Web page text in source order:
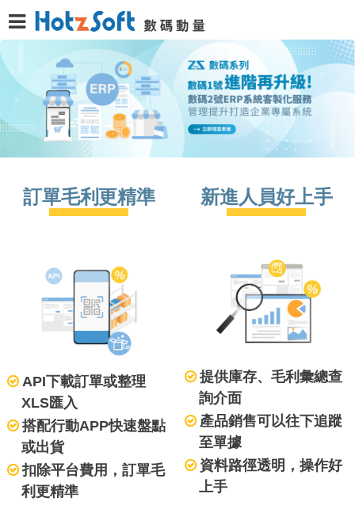
訂單毛利更精準
API下載訂單或整理
XLS匯入
搭配行動APP快速盤點
或出貨
扣除平台費用，訂單毛
利更精準
新進人員好上手
提供庫存、毛利彙總查
詢介面
產品銷售可以往下追蹤
至單據
資料路徑透明，操作好
上手